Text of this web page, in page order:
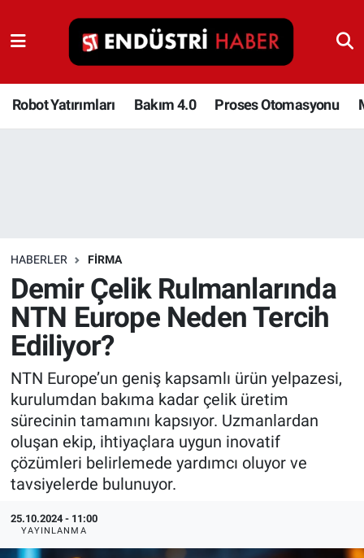
Robot Yatırımları Bakım 4.0 Proses Otomasyonu
HABERLER FIRMA
Demir Çelik Rulmanlarında
NTN Europe Neden Tercih
Ediliyor?
NTN Europe’un geniş kapsamlı ürün yelpazesi,
kurulumdan bakıma kadar çelik üretim
sürecinin tamamını kapsıyor. Uzmanlardan
oluşan ekip, ihtiyaçlara uygun inovatif
çözümleri belirlemede yardımcı oluyor ve
tavsiyelerde bulunuyor.
25.10.2024 - 11:00
YAYINLANMA
Robot Yatırımları
Bakım 4.0
İnşaat ve Malzeme
HaberOrtak
EndüstriST
Enerjisini Üreten Fabrikalar
Endüstri 4.0 Uygulamaları
Ağır Sanayi Çözümleri